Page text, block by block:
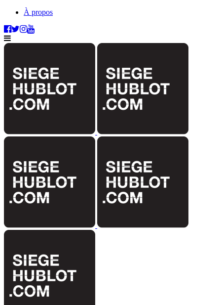
À propos